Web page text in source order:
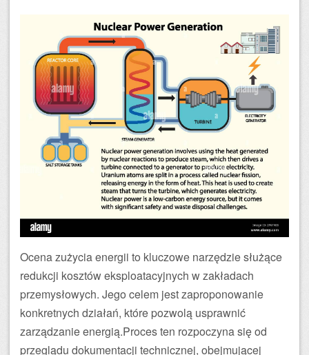
Ocena zużycia energii to kluczowe narzędzie służące
redukcji kosztów eksploatacyjnych w zakładach
przemysłowych. Jego celem jest zaproponowanie
konkretnych działań, które pozwolą usprawnić
zarządzanie energią.Proces ten rozpoczyna się od
przeglądu dokumentacji technicznej, obejmującej